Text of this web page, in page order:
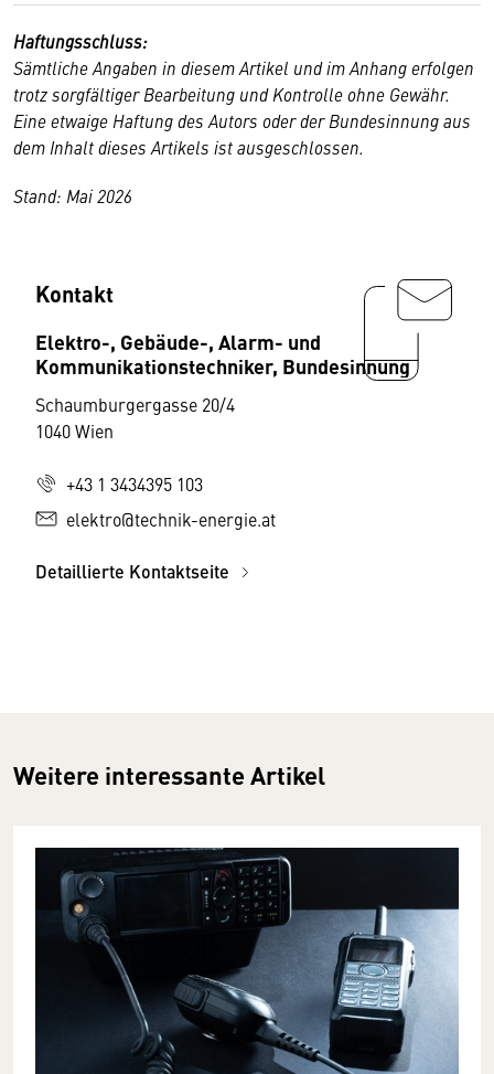
Haftungsschluss:
Sämtliche Angaben in diesem Artikel und im Anhang erfolgen
trotz sorgfältiger Bearbeitung und Kontrolle ohne Gewähr.
Eine etwaige Haftung des Autors oder der Bundesinnung aus
dem Inhalt dieses Artikels ist ausgeschlossen.
Stand: Mai 2026
Kontakt
Elektro-, Gebäude-, Alarm- und
Kommunikationstechniker, Bundesinnung
Schaumburgergasse 20/4
1040 Wien
+43 1 3434395 103
elektro@technik-energie.at
Detaillierte Kontaktseite
Weitere interessante Artikel